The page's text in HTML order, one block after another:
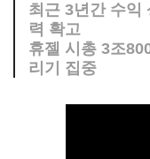
최근 3년간 수익
력 확고
휴젤 시총 3조
리기 집중